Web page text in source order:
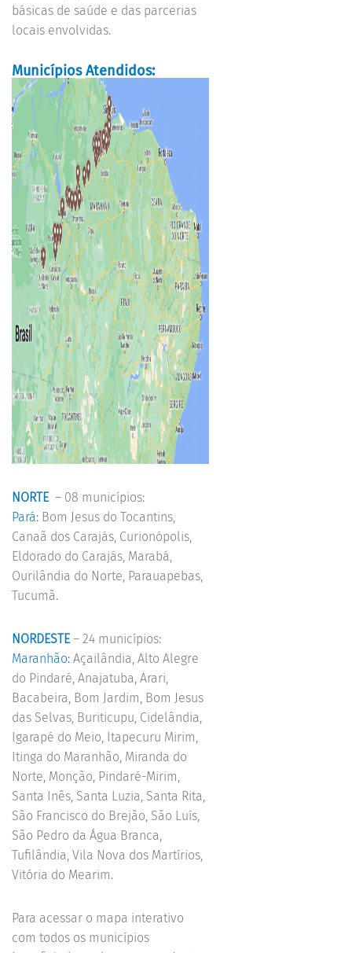
básicas de saúde e das parcerias
locais envolvidas.
Municípios Atendidos:
NORTE– 08 municípios:
Pará: Bom Jesus do Tocantins,
Canaã dos Carajás, Curionópolis,
Eldorado do Carajás, Marabá,
Ourilândia do Norte, Parauapebas,
Tucumã.
NORDESTE– 24 municípios:
Maranhão: Açailândia, Alto Alegre
do Pindaré, Anajatuba, Arari,
Bacabeira, Bom Jardim, Bom Jesus
das Selvas, Buriticupu, Cidelândia,
Igarapé do Meio, Itapecuru Mirim,
Itinga do Maranhão, Miranda do
Norte, Monção, Pindaré-Mirim,
Santa Inês, Santa Luzia, Santa Rita,
São Francisco do Brejão, São Luís,
São Pedro da Água Branca,
Tufilândia, Vila Nova dos Martírios,
Vitória do Mearim.
Para acessar o mapa interativo
com todos os municípios